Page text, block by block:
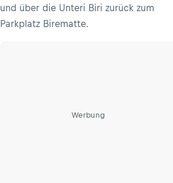
und über die Unteri Biri zurück zum
Parkplatz Birematte.
Werbung